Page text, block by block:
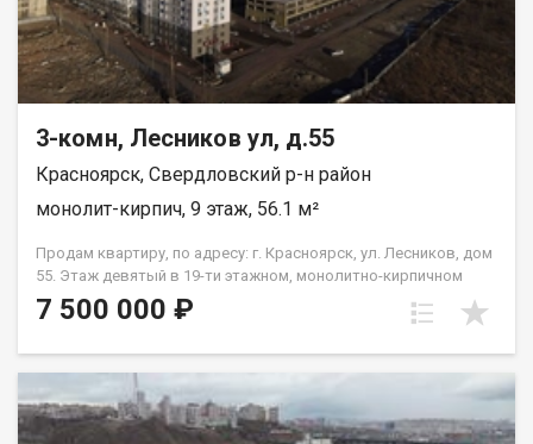
3-комн, Лесников ул, д.55
Красноярск, Свердловский р-н район
монолит-кирпич, 9 этаж, 56.1 м²
Продам квартиру, по адресу: г. Красноярск, ул. Лесников, дом
55. Этаж девятый в 19-ти этажном, монолитно-кирпичном
доме. Общая площадь- 56,1 кв.м., кухня-гостиная-18 кв.м.,
жилая--26,2 кв.м. Предчистовая отделка от застройщика.
доступность до других районов города. Близость знаковых
мест отдыха, досуга и развлечений - заповедник «Столбы»,
Фанпарк «Бобровый лог» и парк флоры и фауны «Роев ручей».
7 500 000 ₽